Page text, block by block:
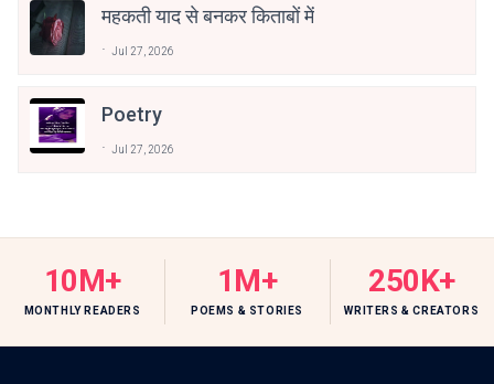
महकती याद से बनकर किताबों में
Jul 27, 2026
Poetry
Jul 27, 2026
10M+
MONTHLY READERS
1M+
POEMS & STORIES
250K+
WRITERS & CREATORS